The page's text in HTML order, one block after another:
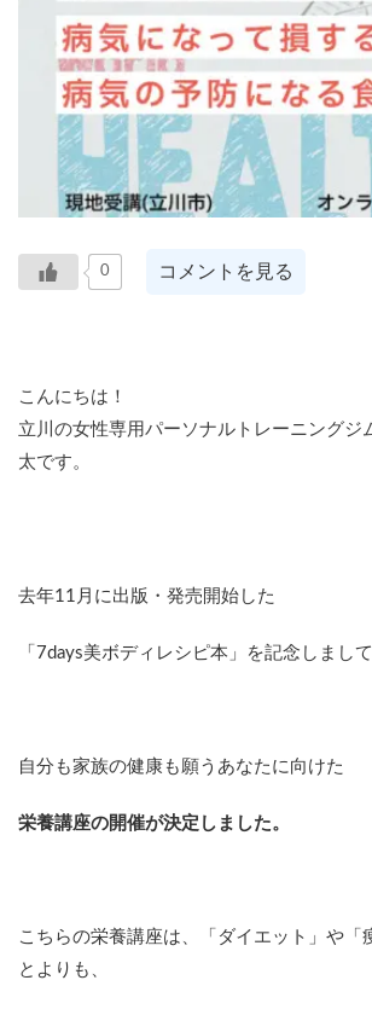
0 コメントを見る
こんにちは！
立川の女性専用パーソナルトレーニングジ
太です。
去年11月に出版・発売開始した
「7days美ボディレシピ本」を記念しまして
自分も家族の健康も願うあなたに向けた
栄養講座の開催が決定しました。
こちらの栄養講座は、「ダイエット」や「
とよりも、